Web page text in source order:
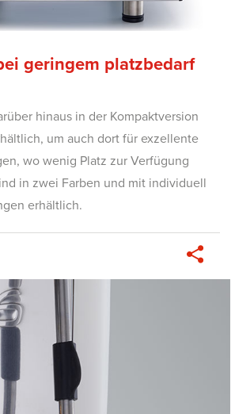
geringem platzbedarf
hinaus in der Kompaktversion
um auch dort für exzellente
wo wenig Platz zur Verfügung
in zwei Farben und mit individuell
erhältlich.